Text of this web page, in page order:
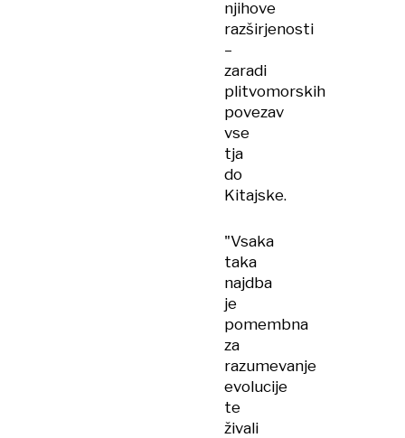
njihove
razširjenosti
–
zaradi
plitvomorskih
povezav
vse
tja
do
Kitajske.
"Vsaka
taka
najdba
je
pomembna
za
razumevanje
evolucije
te
živali